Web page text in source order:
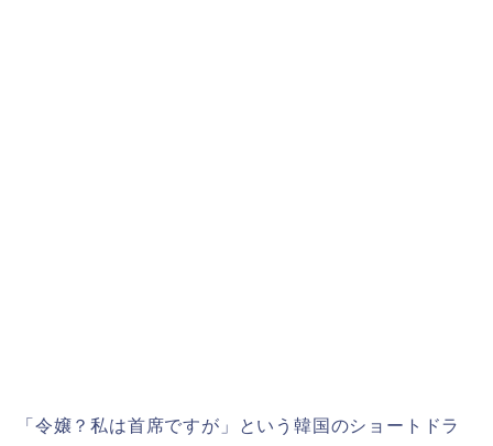
「令嬢？私は首席ですが」という韓国のショートドラ